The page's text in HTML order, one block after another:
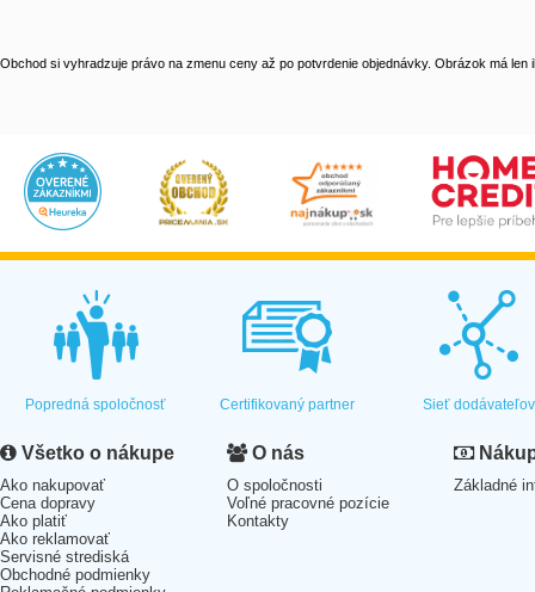
Obchod si vyhradzuje právo na zmenu ceny až po potvrdenie objednávky. Obrázok má len
Popredná spoločnosť Certifikovaný partner Sieť dodávateľov
Všetko o nákupe
Ako nakupovať
Cena dopravy
Ako platiť
Ako reklamovať
Servisné strediská
Obchodné podmienky
O nás
O spoločnosti
Voľné pracovné pozície
Kontakty
Základné